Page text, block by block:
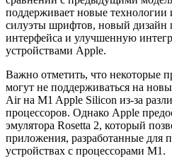
поддерживает новые
силуэты шрифтов, новый дизайн
интерфейса и улучшенную
устройствами Apple.
Важно отметить, что некоторые
могут не поддерживаться на
Air на M1 Apple Silicon из-за
процессоров. Однако Apple
эмулятора Rosetta 2, который
приложения, разработанные для
устройствах с процессорами M1.